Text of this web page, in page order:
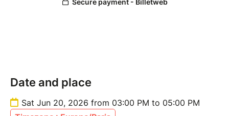
60 Zone de la Teppe
Date and place
Sat Jun 20, 2026 from 03:00 PM to 05:00 PM